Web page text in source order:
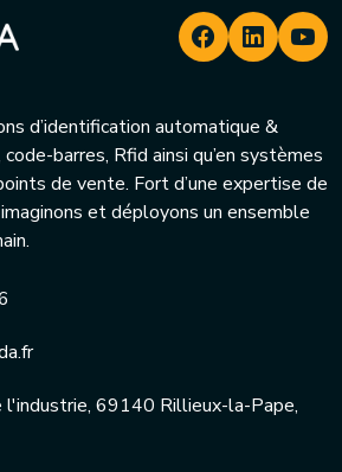
d’identification automatique &
barres, Rfid ainsi qu’en systèmes
de vente. Fort d’une expertise de
et déployons un ensemble
69140 Rillieux-la-Pape,